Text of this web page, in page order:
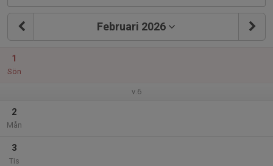
Februari 2026
1
Sön
v.6
2
Mån
3
Tis